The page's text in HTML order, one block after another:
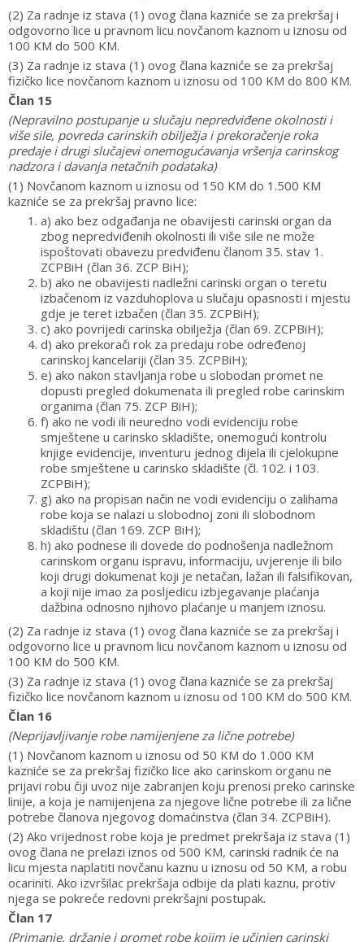
(2) Za radnje iz stava (1) ovog člana kazniće se za prekršaj i
odgovorno lice u pravnom licu novčanom kaznom u iznosu od
100 KM do 500 KM.
(3) Za radnje iz stava (1) ovog člana kazniće se za prekršaj
fizičko lice novčanom kaznom u iznosu od 100 KM do 800 KM.
Član 15
(Nepravilno postupanje u slučaju nepredviđene okolnosti i
više sile, povreda carinskih obilježja i prekoračenje roka
predaje i drugi slučajevi onemogućavanja vršenja carinskog
nadzora i davanja netačnih podataka)
(1) Novčanom kaznom u iznosu od 150 KM do 1.500 KM
kazniće se za prekršaj pravno lice:
a) ako bez odgađanja ne obavijesti carinski organ da
zbog nepredviđenih okolnosti ili više sile ne može
ispoštovati obavezu predviđenu članom 35. stav 1.
ZCPBiH (član 36. ZCP BiH);
b) ako ne obavijesti nadležni carinski organ o teretu
izbačenom iz vazduhoplova u slučaju opasnosti i mjestu
gdje je teret izbačen (član 35. ZCPBiH);
c) ako povrijedi carinska obilježja (član 69. ZCPBiH);
d) ako prekorači rok za predaju robe određenoj
carinskoj kancelariji (član 35. ZCPBiH);
e) ako nakon stavljanja robe u slobodan promet ne
dopusti pregled dokumenata ili pregled robe carinskim
organima (član 75. ZCP BiH);
f) ako ne vodi ili neuredno vodi evidenciju robe
smještene u carinsko skladište, onemogući kontrolu
knjige evidencije, inventuru jednog dijela ili cjelokupne
robe smještene u carinsko skladište (čl. 102. i 103.
ZCPBiH);
g) ako na propisan način ne vodi evidenciju o zalihama
robe koja se nalazi u slobodnoj zoni ili slobodnom
skladištu (član 169. ZCP BiH);
h) ako podnese ili dovede do podnošenja nadležnom
carinskom organu ispravu, informaciju, uvjerenje ili bilo
koji drugi dokumenat koji je netačan, lažan ili falsifikovan,
a koji nije imao za posljedicu izbjegavanje plaćanja
dažbina odnosno njihovo plaćanje u manjem iznosu.
(2) Za radnje iz stava (1) ovog člana kazniće se za prekršaj i
odgovorno lice u pravnom licu novčanom kaznom u iznosu od
100 KM do 500 KM.
(3) Za radnje iz stava (1) ovog člana kazniće se za prekršaj
fizičko lice novčanom kaznom u iznosu od 100 KM do 500 KM.
Član 16
(Neprijavljivanje robe namijenjene za lične potrebe)
(1) Novčanom kaznom u iznosu od 50 KM do 1.000 KM
kazniće se za prekršaj fizičko lice ako carinskom organu ne
prijavi robu čiji uvoz nije zabranjen koju prenosi preko carinske
linije, a koja je namijenjena za njegove lične potrebe ili za lične
potrebe članova njegovog domaćinstva (član 34. ZCPBiH).
(2) Ako vrijednost robe koja je predmet prekršaja iz stava (1)
ovog člana ne prelazi iznos od 500 KM, carinski radnik će na
licu mjesta naplatiti novčanu kaznu u iznosu od 50 KM, a robu
ocariniti. Ako izvršilac prekršaja odbije da plati kaznu, protiv
njega se pokreće redovni prekršajni postupak.
Član 17
(Primanje, držanje i promet robe kojim je učinjen carinski